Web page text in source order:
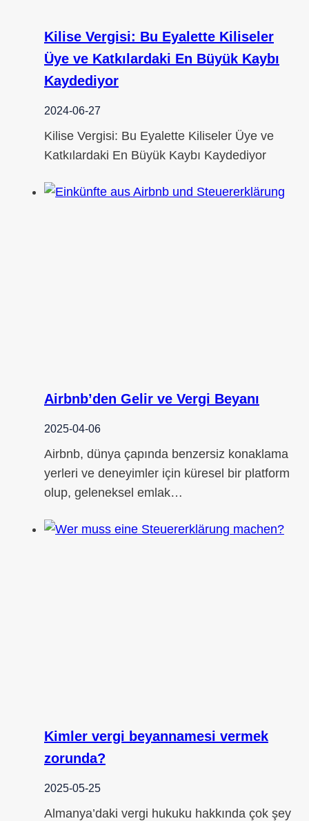
Kilise Vergisi: Bu Eyalette Kiliseler
Üye ve Katkılardaki En Büyük Kaybı
Kaydediyor
2024-06-27
Kilise Vergisi: Bu Eyalette Kiliseler Üye ve
Katkılardaki En Büyük Kaybı Kaydediyor
Airbnb’den Gelir ve Vergi Beyanı
2025-04-06
Airbnb, dünya çapında benzersiz konaklama
yerleri ve deneyimler için küresel bir platform
olup, geleneksel emlak…
Kimler vergi beyannamesi vermek
zorunda?
2025-05-25
Almanya’daki vergi hukuku hakkında çok şey